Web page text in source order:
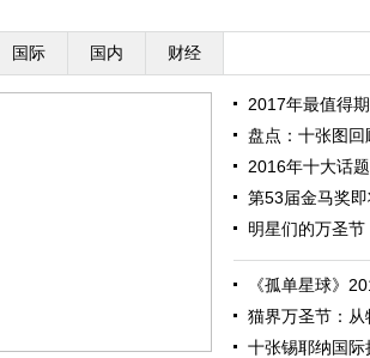
国际 国内 财经
2017年最值得
盘点：十张图
2016年十大话
第53届金马奖
明星们的万圣
《孤单星球》
猫界万圣节：
十张锡耶纳国